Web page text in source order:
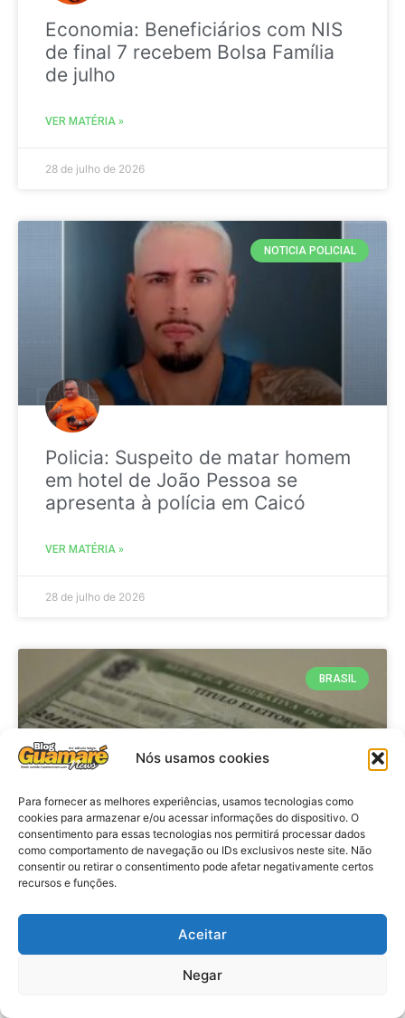
Nós usamos cookies
Para fornecer as melhores experiências, usamos tecnologias como
cookies para armazenar e/ou acessar informações do dispositivo. O
consentimento para essas tecnologias nos permitirá processar dados
como comportamento de navegação ou IDs exclusivos neste site. Não
consentir ou retirar o consentimento pode afetar negativamente certos
recursos e funções.
Aceitar
Negar
Economia: Beneficiários com NIS
de final 7 recebem Bolsa Família
de julho
VER MATÉRIA »
28 de julho de 2026
NOTICIA POLICIAL
Policia: Suspeito de matar homem
em hotel de João Pessoa se
apresenta à polícia em Caicó
VER MATÉRIA »
28 de julho de 2026
BRASIL
Brasil: Policia Federal investiga
antes das eleições